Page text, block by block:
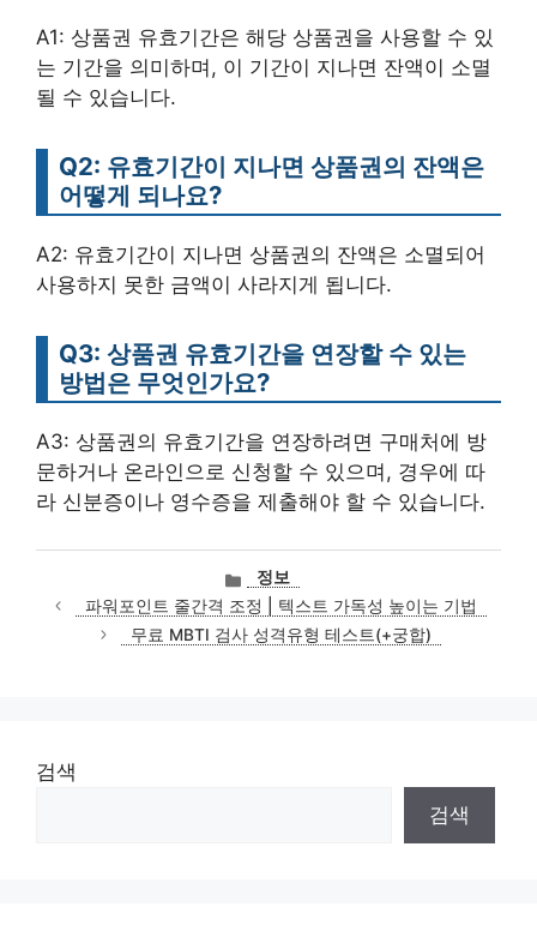
A1: 상품권 유효기간은 해당 상품권을 사용할 수 있
는 기간을 의미하며, 이 기간이 지나면 잔액이 소멸
될 수 있습니다.
Q2: 유효기간이 지나면 상품권의 잔액은
어떻게 되나요?
A2: 유효기간이 지나면 상품권의 잔액은 소멸되어
사용하지 못한 금액이 사라지게 됩니다.
Q3: 상품권 유효기간을 연장할 수 있는
방법은 무엇인가요?
A3: 상품권의 유효기간을 연장하려면 구매처에 방
문하거나 온라인으로 신청할 수 있으며, 경우에 따
라 신분증이나 영수증을 제출해야 할 수 있습니다.
카
테
고
리
정보
파워포인트 줄간격 조정 | 텍스트 가독성 높이는 기법
무료 MBTI 검사 성격유형 테스트(+궁합)
검색
검색